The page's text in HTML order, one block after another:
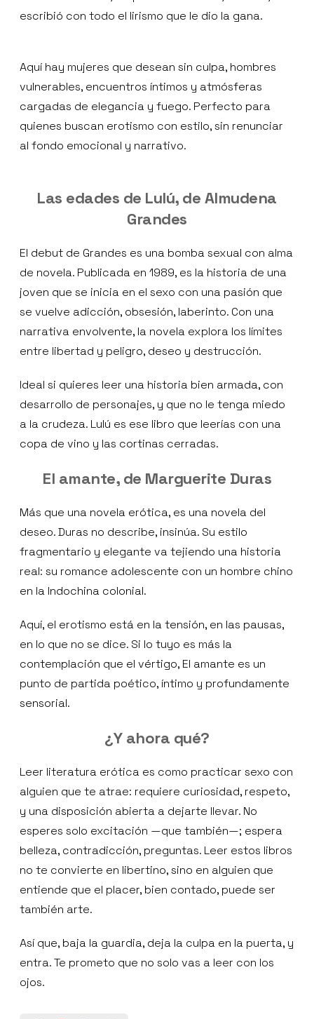
escribió con todo el lirismo que le dio la gana.
Aquí hay mujeres que desean sin culpa, hombres
vulnerables, encuentros íntimos y atmósferas
cargadas de elegancia y fuego. Perfecto para
quienes buscan erotismo con estilo, sin renunciar
al fondo emocional y narrativo.
Las edades de Lulú, de Almudena
Grandes
El debut de Grandes es una bomba sexual con alma
de novela. Publicada en 1989, es la historia de una
joven que se inicia en el sexo con una pasión que
se vuelve adicción, obsesión, laberinto. Con una
narrativa envolvente, la novela explora los límites
entre libertad y peligro, deseo y destrucción.
Ideal si quieres leer una historia bien armada, con
desarrollo de personajes, y que no le tenga miedo
a la crudeza. Lulú es ese libro que leerías con una
copa de vino y las cortinas cerradas.
El amante, de Marguerite Duras
Más que una novela erótica, es una novela del
deseo. Duras no describe, insinúa. Su estilo
fragmentario y elegante va tejiendo una historia
real: su romance adolescente con un hombre chino
en la Indochina colonial.
Aquí, el erotismo está en la tensión, en las pausas,
en lo que no se dice. Si lo tuyo es más la
contemplación que el vértigo, El amante es un
punto de partida poético, íntimo y profundamente
sensorial.
¿Y ahora qué?
Leer literatura erótica es como practicar sexo con
alguien que te atrae: requiere curiosidad, respeto,
y una disposición abierta a dejarte llevar. No
esperes solo excitación —que también—; espera
belleza, contradicción, preguntas. Leer estos libros
no te convierte en libertino, sino en alguien que
entiende que el placer, bien contado, puede ser
también arte.
Así que, baja la guardia, deja la culpa en la puerta, y
entra. Te prometo que no solo vas a leer con los
ojos.